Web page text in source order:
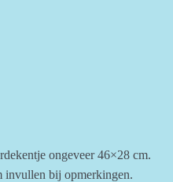
ongeveer 46×28 cm.
invullen bij opmerkingen.